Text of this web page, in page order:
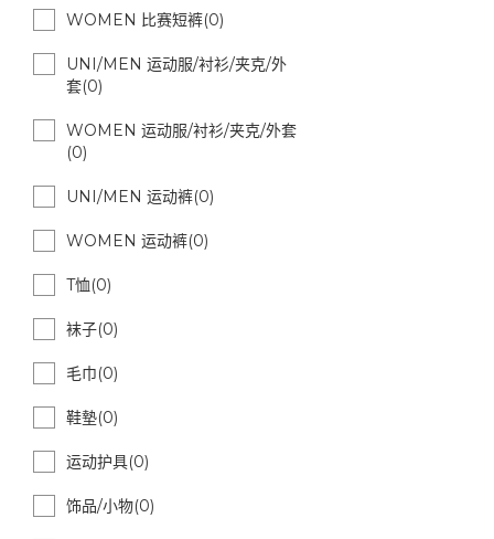
WOMEN 比赛短裤(0)
UNI/MEN 运动服/衬衫/夹克/外
套(0)
WOMEN 运动服/衬衫/夹克/外套
(0)
UNI/MEN 运动裤(0)
WOMEN 运动裤(0)
T恤(0)
袜子(0)
毛巾(0)
鞋墊(0)
运动护具(0)
饰品/小物(0)